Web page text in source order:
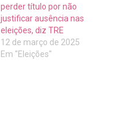
perder título por não
justificar ausência nas
eleições, diz TRE
12 de março de 2025
Em "Eleições"